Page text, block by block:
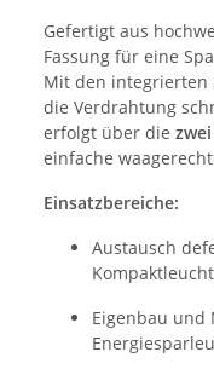
Gefertigt aus
Fassung für eine
Mit den integrierten
die Verdrahtung
erfolgt über die
einfache
Einsatzbereiche:
Austausch
Eigenbau und